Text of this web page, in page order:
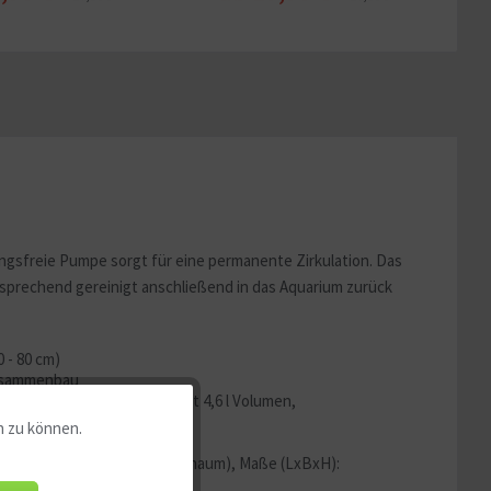
Pumpe sorgt für eine permanente Zirkulation. Das
gereinigt anschließend in das Aquarium zurück
80 cm)
Filterleistung mit 4,6 l Volumen,
und Biofilterschaum), Maße (LxBxH):
Aktiv
zu können.